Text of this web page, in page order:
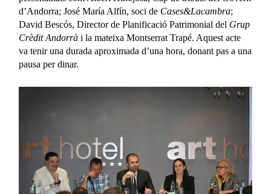
d’Andorra; José María Alfín, soci de Cases&Lacambra;
David Bescós, Director de Planificació Patrimonial del Grup
Crèdit Andorrà i la mateixa Montserrat Trapé. Aquest acte
va tenir una durada aproximada d’una hora, donant pas a una
pausa per dinar.